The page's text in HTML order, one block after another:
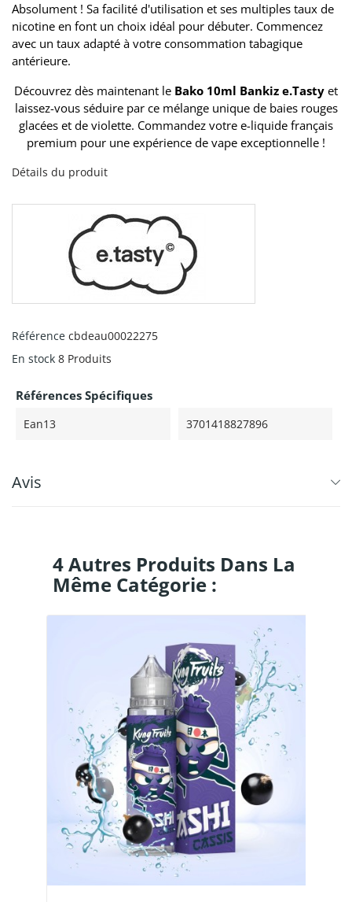
Absolument ! Sa facilité d'utilisation et ses multiples taux de
nicotine en font un choix idéal pour débuter. Commencez
avec un taux adapté à votre consommation tabagique
antérieure.
Découvrez dès maintenant le Bako 10ml Bankiz e.Tasty et
laissez-vous séduire par ce mélange unique de baies rouges
glacées et de violette. Commandez votre e-liquide français
premium pour une expérience de vape exceptionnelle !
Détails du produit
Référence cbdeau00022275
En stock 8 Produits
Références Spécifiques
Ean13 3701418827896
Avis
4 Autres Produits Dans La
Même Catégorie :